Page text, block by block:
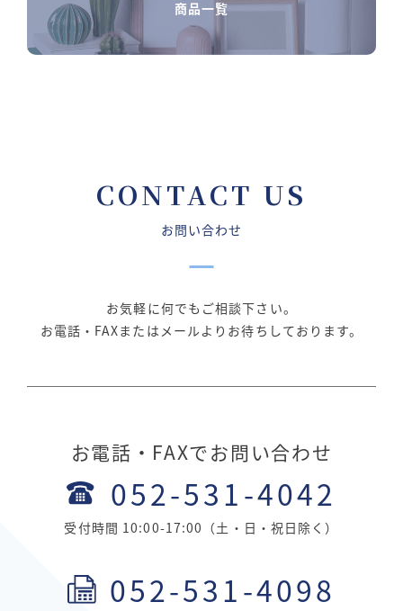
商品一覧
CONTACT US
お問い合わせ
お気軽に何でもご相談下さい。
お電話・FAXまたはメールよりお待ちしております。
お電話・FAXでお問い合わせ
052-531-4042
受付時間 10:00-17:00（土・日・祝日除く）
052-531-4098